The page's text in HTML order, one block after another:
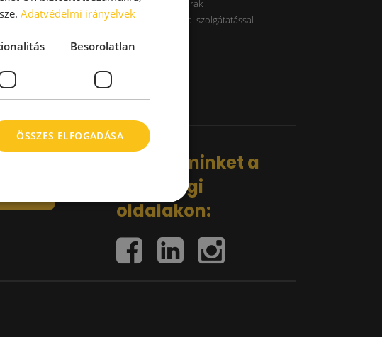
m2
m2
B kategóriás raktárak
Raktárak logisztikai szolgátatással
Kövess minket a
közösségi
oldalakon:
Adatvédelmi irányelvek
Besorolatlan
ÖSSZES ELFOGADÁSA